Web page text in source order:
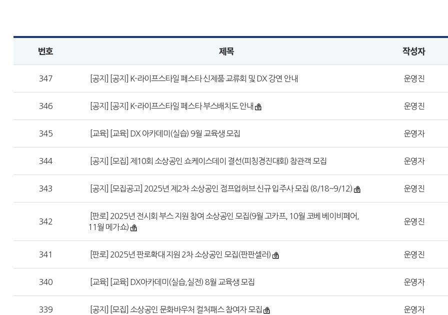
번호 제목 작성자
347 [공지] [공지] K-라이프스타일 페스타 신제품 교류회 및 DX 강연 안내 운영진
346 [공지] [공지] K-라이프스타일 페스타 부스배치도 안내 운영진
345 [교육] [교육] DX 아카데미(실습) 9월 교육생 모집 운영자
344 [공지] [모집] 제10회 소상공인 쇼케이스데이 결선(피칭경진대회) 참관객 모집 운영자
343 [공지] [모집공고] 2025년 제2차 소상공인 점프업허브 신규 입주사 모집 (8/18~9/12) 운영진
342
[판로] 2025년 전시회 부스 지원 참여 소상공인 모집(9월 고카프, 10월 코베 베이비페어,
11월 메가쇼)
운영진
341 [판로] 2025년 판로확대 지원 2차 소상공인 모집(판판셀러) 운영진
340 [교육] [교육] DX아카데미(실습,실전) 8월 교육생 모집 운영자
339 [공지] [모집] 소상공인 문화바우처 컬처패스 참여자 모집 운영자